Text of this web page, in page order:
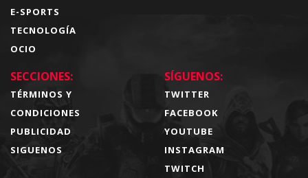
E-SPORTS
TECNOLOGÍA
OCIO
SECCIONES:
TÉRMINOS Y
CONDICIONES
PUBLICIDAD
SIGUENOS
SÍGUENOS:
TWITTER
FACEBOOK
YOUTUBE
INSTAGRAM
TWITCH